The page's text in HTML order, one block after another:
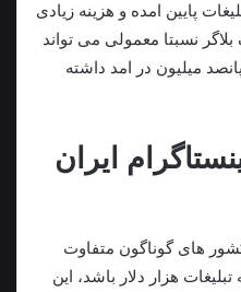
پایین امده و هزینه زیادی
نسبتا معمولی می تواند
میلیون در امد داشته
ایران
کشور های گوناگون متفاوت
هزار دلار باشد، این